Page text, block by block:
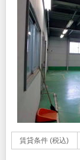
賃貸条件 (税込)